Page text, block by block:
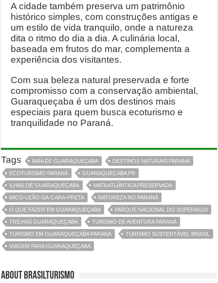
A cidade também preserva um patrimônio
histórico simples, com construções antigas e
um estilo de vida tranquilo, onde a natureza
dita o ritmo do dia a dia. A culinária local,
baseada em frutos do mar, complementa a
experiência dos visitantes.
Com sua beleza natural preservada e forte
compromisso com a conservação ambiental,
Guaraqueçaba é um dos destinos mais
especiais para quem busca ecoturismo e
tranquilidade no Paraná.
Tags BAÍA DE GUARAQUEÇABA DESTINOS NATURAIS PARANÁ
ECOTURISMO PARANÁ GUARAQUEÇABA PR
ILHAS DE GUARAQUEÇABA MATA ATLÂNTICA PRESERVADA
MICO-LEÃO-DA-CARA-PRETA NATUREZA NO PARANÁ
O QUE FAZER EM GUARAQUEÇABA PARQUE NACIONAL DO SUPERAGUI
TRILHAS GUARAQUEÇABA TURISMO DE AVENTURA PARANÁ
TURISMO EM GUARAQUEÇABA PARANÁ TURISMO SUSTENTÁVEL BRASIL
VIAGEM PARA GUARAQUEÇABA
About BrasilTurismo